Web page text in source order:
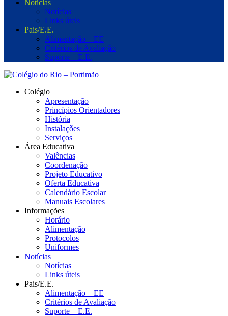
Notícias
Notícias
Links úteis
Pais/E.E.
Alimentação – EE
Critérios de Avaliação
Suporte – E.E.
Colégio
Apresentação
Princípios Orientadores
História
Instalações
Serviços
Área Educativa
Valências
Coordenação
Projeto Educativo
Oferta Educativa
Calendário Escolar
Manuais Escolares
Informações
Horário
Alimentação
Protocolos
Uniformes
Notícias
Notícias
Links úteis
Pais/E.E.
Alimentação – EE
Critérios de Avaliação
Suporte – E.E.